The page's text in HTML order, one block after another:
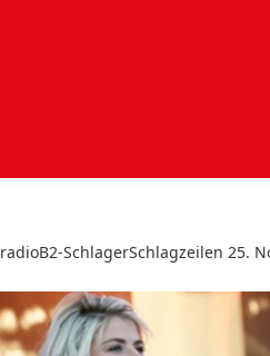
radioB2-SchlagerSchlagzeilen 25.